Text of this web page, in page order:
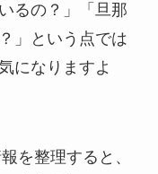
るの？」「旦那
」という点では
になりますよ
を整理すると、